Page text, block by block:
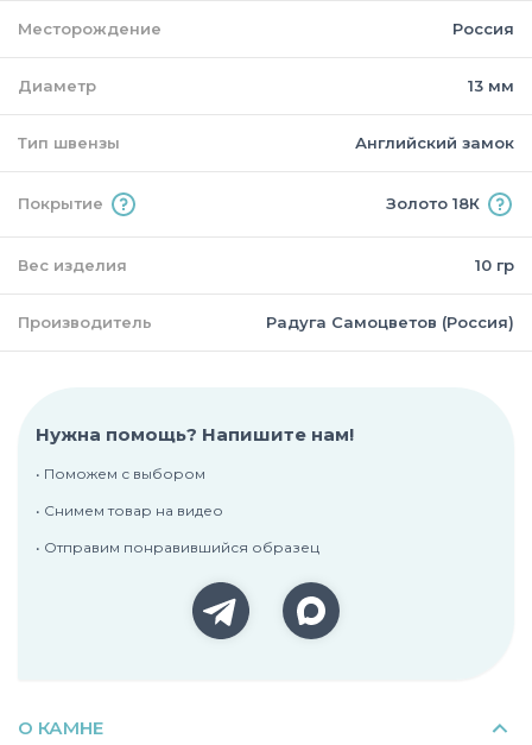
Месторождение Россия
Диаметр 13 мм
Тип швензы Английский замок
Покрытие Золото 18К
Вес изделия 10 гр
Производитель Радуга Самоцветов (Россия)
Нужна помощь? Напишите нам!
• Поможем с выбором
• Снимем товар на видео
• Отправим понравившийся образец
О КАМНЕ